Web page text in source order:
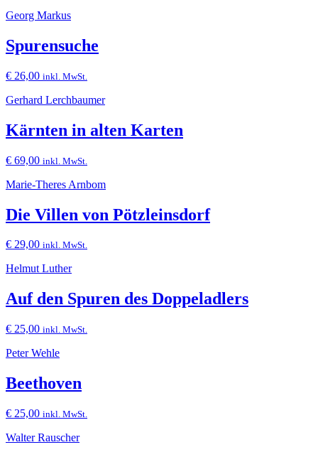
Georg Markus
Spurensuche
€ 26,00 inkl. MwSt.
Gerhard Lerchbaumer
Kärnten in alten Karten
€ 69,00 inkl. MwSt.
Marie-Theres Arnbom
Die Villen von Pötzleinsdorf
€ 29,00 inkl. MwSt.
Helmut Luther
Auf den Spuren des Doppeladlers
€ 25,00 inkl. MwSt.
Peter Wehle
Beethoven
€ 25,00 inkl. MwSt.
Walter Rauscher